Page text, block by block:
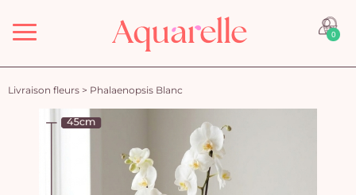
Menu 0
Livraison fleurs > Phalaenopsis Blanc